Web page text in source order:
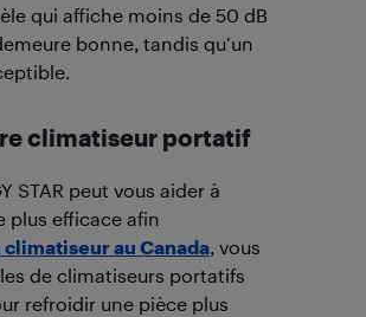
qui affiche moins de 50 dB
bonne, tandis qu’un
climatiseur portatif
STAR peut vous aider à
plus efficace afin
climatiseur au Canada, vous
de climatiseurs portatifs
refroidir une pièce plus